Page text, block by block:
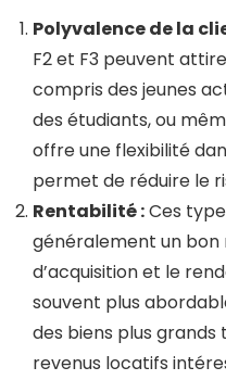
Polyvalence de la
F2 et F3 peuvent
compris des jeunes
des étudiants, ou
offre une flexibilité
permet de réduire le
Rentabilité :Ces
généralement un
d’acquisition et le
souvent plus
des biens plus
revenus locatifs